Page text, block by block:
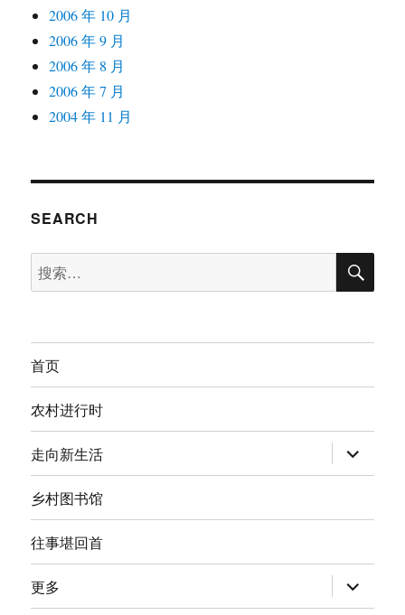
2006 年 10 月
2006 年 9 月
2006 年 8 月
2006 年 7 月
2004 年 11 月
SEARCH
搜
索：
搜
首页
农村进行时
走向新生活 展
开
子
乡村图书馆
往事堪回首
更多 展
开
子